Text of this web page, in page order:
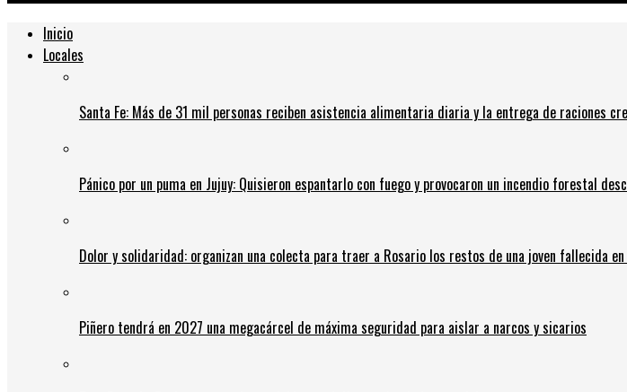
Inicio
Locales
Santa Fe: Más de 31 mil personas reciben asistencia alimentaria diaria y la entrega de raciones
Pánico por un puma en Jujuy: Quisieron espantarlo con fuego y provocaron un incendio forestal
Dolor y solidaridad: organizan una colecta para traer a Rosario los restos de una joven fallecida
Piñero tendrá en 2027 una megacárcel de máxima seguridad para aislar a narcos y sicarios